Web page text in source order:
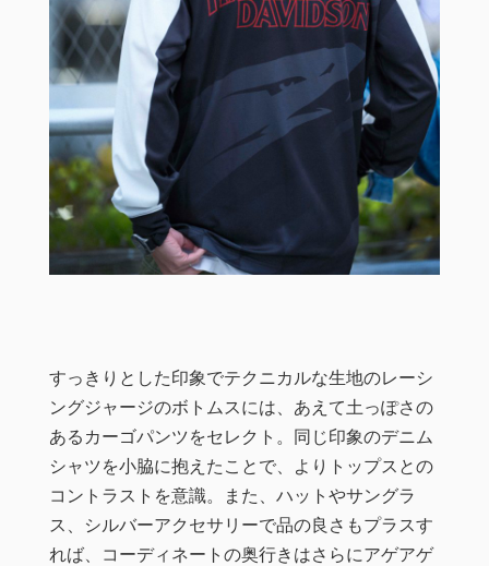
すっきりとした印象でテクニカルな生地のレーシ
ングジャージのボトムスには、あえて土っぽさの
あるカーゴパンツをセレクト。同じ印象のデニム
シャツを小脇に抱えたことで、よりトップスとの
コントラストを意識。また、ハットやサングラ
ス、シルバーアクセサリーで品の良さもプラスす
れば、コーディネートの奥行きはさらにアゲアゲ